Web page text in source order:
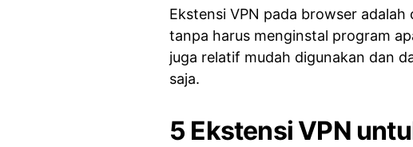
Ekstensi VPN pada browser
tanpa harus menginstal program
juga relatif mudah digunakan dan
saja.
5 Ekstensi VPN